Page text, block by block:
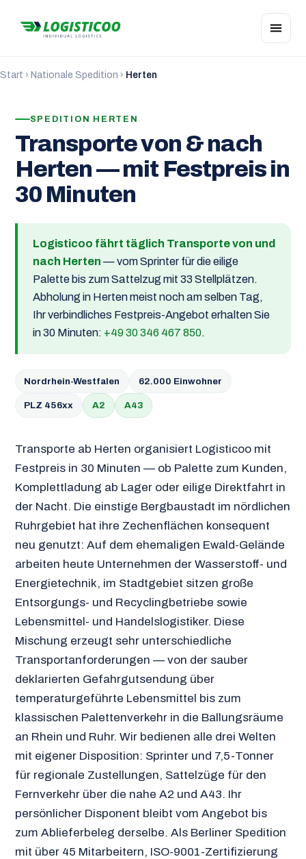
Start › Nationale Spedition › Herten
SPEDITION HERTEN
Transporte von & nach
Herten — mit Festpreis in
30 Minuten
Logisticoo fährt täglich Transporte von und
nach Herten — vom Sprinter für die eilige
Palette bis zum Sattelzug mit 33 Stellplätzen.
Abholung in Herten meist noch am selben Tag,
Ihr verbindliches Festpreis-Angebot erhalten Sie
in 30 Minuten: +49 30 346 467 850.
Nordrhein-Westfalen 62.000 Einwohner
PLZ 456xx A2 A43
Transporte ab Herten organisiert Logisticoo mit
Festpreis in 30 Minuten — ob Palette zum Kunden,
Komplettladung ab Lager oder eilige Direktfahrt in
der Nacht. Die einstige Bergbaustadt im nördlichen
Ruhrgebiet hat ihre Zechenflächen konsequent
neu genutzt: Auf dem ehemaligen Ewald-Gelände
arbeiten heute Unternehmen der Wasserstoff- und
Energietechnik, im Stadtgebiet sitzen große
Entsorgungs- und Recyclingbetriebe sowie
Lebensmittel- und Handelslogistiker. Diese
Mischung erzeugt sehr unterschiedliche
Transportanforderungen — von der sauber
deklarierten Gefahrgutsendung über
temperaturgeführte Lebensmittel bis zum
klassischen Palettenverkehr in die Ballungsräume
an Rhein und Ruhr. Wir bedienen alle drei Welten
mit eigener Dispo­sition: Sprinter und 7,5-Tonner
für regionale Zustellungen, Sattelzüge für den
Fernverkehr über die nahe A2 und A43. Ihr
persönlicher Disponent bleibt vom Angebot bis
zum Ablieferbeleg derselbe. Als Berliner Spedition
mit über 45 Mitarbeitern, ISO-9001-Zertifizierung